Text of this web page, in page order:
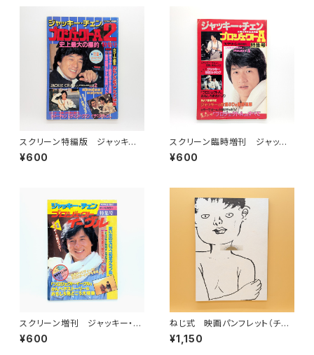
スクリーン特編版 ジャッキー・
チェン「プロジェクトA２ 史上最
大の標的」特集号
¥600
スクリーン臨時増刊 ジャッキ
ー・チェン「プロジェクトA」特集
号
¥600
スクリーン増刊 ジャッキー・チ
ェン 「プロジェクト・イーグル」
特集号
¥600
ねじ式 映画パンフレット（チラ
シ・ポストカード付き）
¥1,150